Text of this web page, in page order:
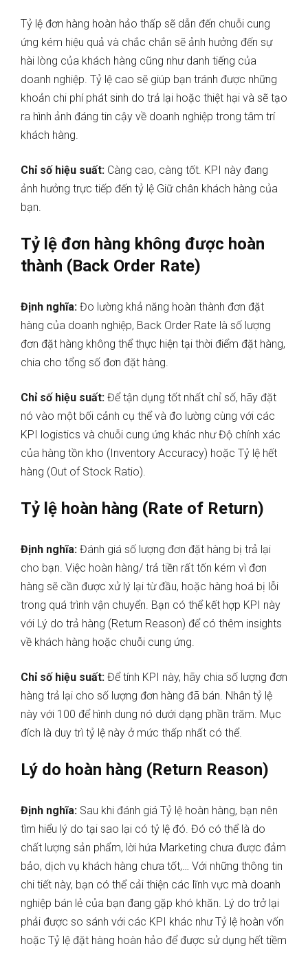
Tỷ lệ đơn hàng hoàn hảo thấp sẽ dẫn đến chuỗi cung
ứng kém hiệu quả và chắc chắn sẽ ảnh hưởng đến sự
hài lòng của khách hàng cũng như danh tiếng của
doanh nghiệp. Tỷ lệ cao sẽ giúp bạn tránh được những
khoản chi phí phát sinh do trả lại hoặc thiệt hại và sẽ tạo
ra hình ảnh đáng tin cậy về doanh nghiệp trong tâm trí
khách hàng.
Chỉ số hiệu suất: Càng cao, càng tốt. KPI này đang
ảnh hưởng trực tiếp đến tỷ lệ Giữ chân khách hàng của
bạn.
Tỷ lệ đơn hàng không được hoàn
thành (Back Order Rate)
Định nghĩa: Đo lường khả năng hoàn thành đơn đặt
hàng của doanh nghiệp, Back Order Rate là số lượng
đơn đặt hàng không thể thực hiện tại thời điểm đặt hàng,
chia cho tổng số đơn đặt hàng.
Chỉ số hiệu suất: Để tận dụng tốt nhất chỉ số, hãy đặt
nó vào một bối cảnh cụ thể và đo lường cùng với các
KPI logistics và chuỗi cung ứng khác như Độ chính xác
của hàng tồn kho (Inventory Accuracy) hoặc Tỷ lệ hết
hàng (Out of Stock Ratio).
Tỷ lệ hoàn hàng (Rate of Return)
Định nghĩa: Đánh giá số lượng đơn đặt hàng bị trả lại
cho bạn. Việc hoàn hàng/ trả tiền rất tốn kém vì đơn
hàng sẽ cần được xử lý lại từ đầu, hoặc hàng hoá bị lỗi
trong quá trình vận chuyển. Bạn có thể kết hợp KPI này
với Lý do trả hàng (Return Reason) để có thêm insights
về khách hàng hoặc chuỗi cung ứng.
Chỉ số hiệu suất: Để tính KPI này, hãy chia số lượng đơn
hàng trả lại cho số lượng đơn hàng đã bán. Nhân tỷ lệ
này với 100 để hình dung nó dưới dạng phần trăm. Mục
đích là duy trì tỷ lệ này ở mức thấp nhất có thể.
Lý do hoàn hàng (Return Reason)
Định nghĩa: Sau khi đánh giá Tỷ lệ hoàn hàng, bạn nên
tìm hiểu lý do tại sao lại có tỷ lệ đó. Đó có thể là do
chất lượng sản phẩm, lời hứa Marketing chưa được đảm
bảo, dịch vụ khách hàng chưa tốt,… Với những thông tin
chi tiết này, bạn có thể cải thiện các lĩnh vực mà doanh
nghiệp bán lẻ của bạn đang gặp khó khăn. Lý do trở lại
phải được so sánh với các KPI khác như Tỷ lệ hoàn vốn
hoặc Tỷ lệ đặt hàng hoàn hảo để được sử dụng hết tiềm